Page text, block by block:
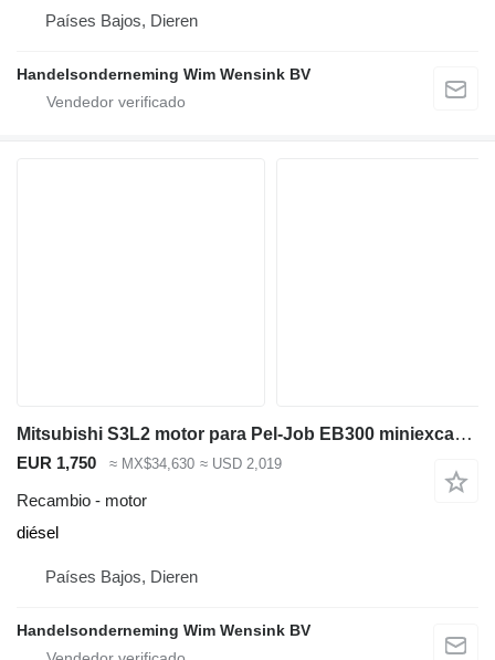
Países Bajos, Dieren
Handelsonderneming Wim Wensink BV
Mitsubishi S3L2 motor para Pel-Job EB300 miniexcavadora
EUR 1,750 ≈ MX$34,630 ≈ USD 2,019
Recambio - motor
diésel
Países Bajos, Dieren
Handelsonderneming Wim Wensink BV